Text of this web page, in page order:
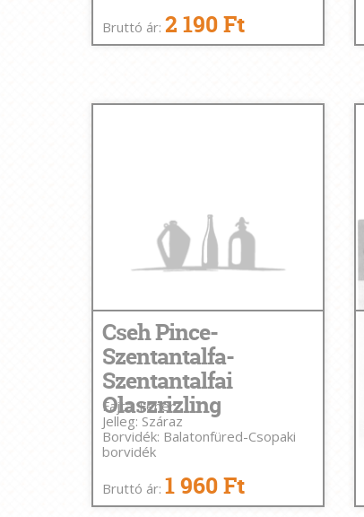
Bruttó ár: 2 190 Ft
Cseh Pince-
Szentantalfa-
Szentantalfai
Olaszrizling
Fajta: Fehér
Jelleg: Száraz
Borvidék: Balatonfüred-Csopaki
borvidék
Bruttó ár: 1 960 Ft